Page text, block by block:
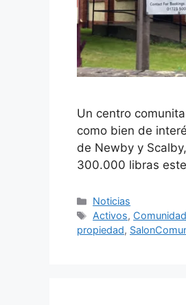
Un centro
como bien de
de Newby y
300.000 libras
Categorías
Noticias
Etiquetas
Activos, Comunidad
propiedad,